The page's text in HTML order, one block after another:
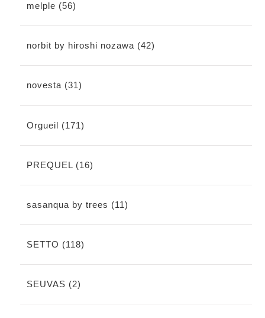
melple (56)
norbit by hiroshi nozawa (42)
novesta (31)
Orgueil (171)
PREQUEL (16)
sasanqua by trees (11)
SETTO (118)
SEUVAS (2)